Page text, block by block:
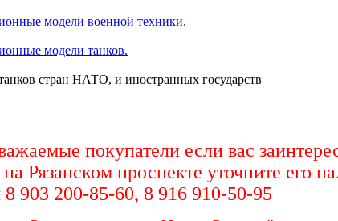
модели военной техники.
модели танков.
стран НАТО, и иностранных государств
покупатели если вас
на Рязанском проспекте уточните его
903 200-85-60, 8 916 910-50-95